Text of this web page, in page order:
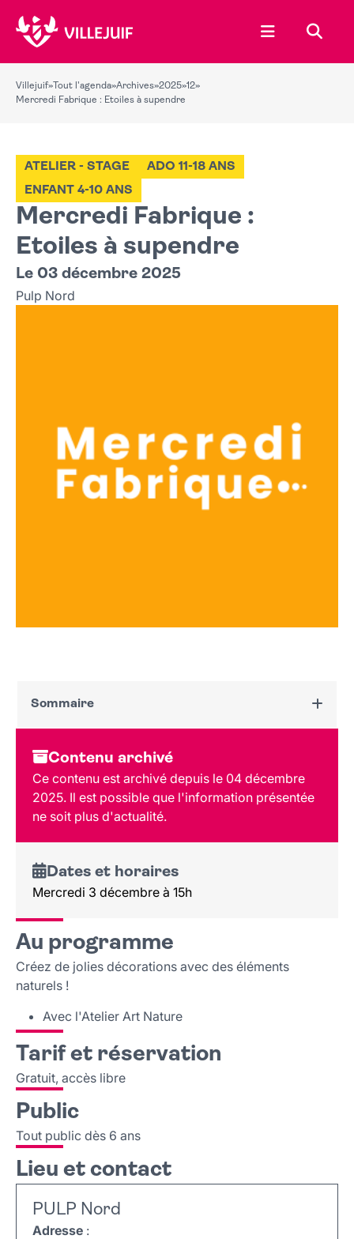
Ouvrir le
Villejuif» Tout l'agenda»Archives»2025»12»
Mercredi Fabrique : Etoiles à supendre
Mercredi Fabrique :
Etoiles à supendre
ATELIER - STAGE
ADO 11-18 ANS
ENFANT 4-10 ANS
Le 03 décembre 2025
Pulp Nord
Sommaire
Dates et horaires
Au programme
Tarif et réservation
Public
Lieu et contact
Contenu archivé
Ce contenu est archivé depuis le 04 décembre
2025. Il est possible que l'information présentée
ne soit plus d'actualité.
Dates et horaires
Mercredi 3 décembre à 15h
Au programme
Créez de jolies décorations avec des éléments
naturels !
Avec l'Atelier Art Nature
Tarif et réservation
Gratuit, accès libre
Public
Tout public dès 6 ans
Lieu et contact
PULP Nord
Adresse :